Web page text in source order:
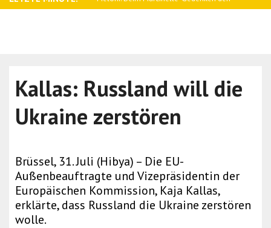
Kallas: Russland will die
Ukraine zerstören
Brüssel, 31. Juli (Hibya) – Die EU-
Außenbeauftragte und Vizepräsidentin der
Europäischen Kommission, Kaja Kallas,
erklärte, dass Russland die Ukraine zerstören
wolle.